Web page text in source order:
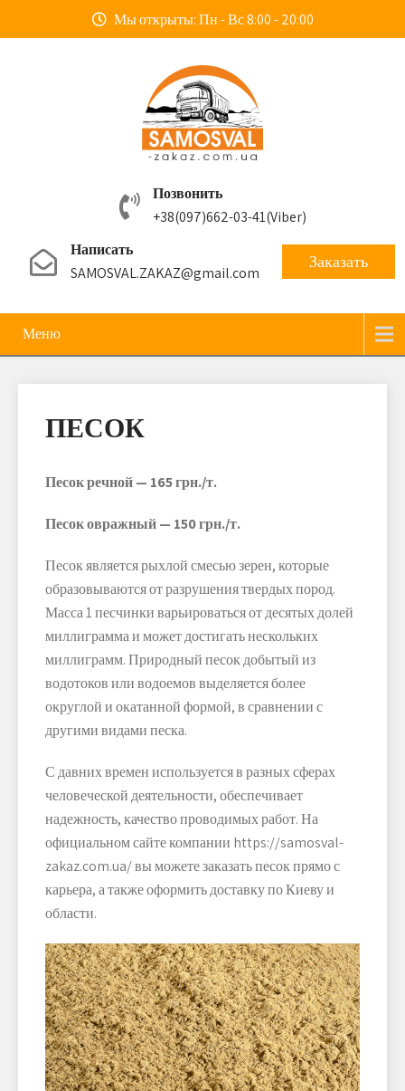
Мы открыты: Пн - Вс 8:00 - 20:00
Позвонить
+38(097)662-03-41(Viber)
Написать
SAMOSVAL.ZAKAZ@gmail.com
Заказать
Меню
ПЕСОК
Песок речной — 165 грн./т.
Песок овражный — 150 грн./т.
Песок является рыхлой смесью зерен, которые
образовываются от разрушения твердых пород.
Масса 1 песчинки варьироваться от десятых долей
миллиграмма и может достигать нескольких
миллиграмм. Природный песок добытый из
водотоков или водоемов выделяется более
округлой и окатанной формой, в сравнении с
другими видами песка.
С давних времен используется в разных сферах
человеческой деятельности, обеспечивает
надежность, качество проводимых работ. На
официальном сайте компании https://samosval-
zakaz.com.ua/ вы можете заказать песок прямо с
карьера, а также оформить доставку по Киеву и
области.